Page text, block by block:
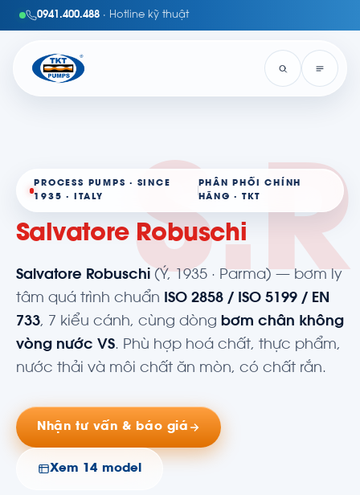
0941.400.488 · Hotline kỹ thuật
S.R
PROCESS PUMPS · SINCE
1935 · ITALY
PHÂN PHỐI CHÍNH
HÃNG · TKT
Salvatore Robuschi
Salvatore Robuschi (Ý, 1935 · Parma) — bơm ly
tâm quá trình chuẩn ISO 2858 / ISO 5199 / EN
733, 7 kiểu cánh, cùng dòng bơm chân không
vòng nước VS. Phù hợp hoá chất, thực phẩm,
nước thải và môi chất ăn mòn, có chất rắn.
Nhận tư vấn & báo giá
Xem 14 model